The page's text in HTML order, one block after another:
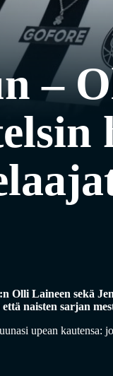
–
Olli Laineen sekä
naisten sarjan
upean kautensa: